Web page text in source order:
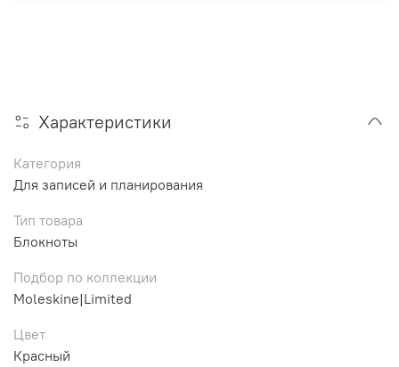
Характеристики
Категория
Для записей и планирования
Тип товара
Блокноты
Подбор по коллекции
Moleskine|Limited
Цвет
Красный